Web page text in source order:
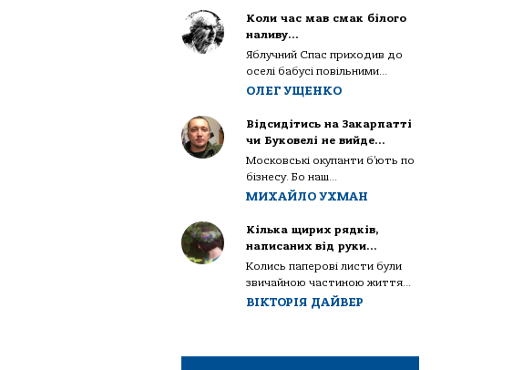
Коли час мав смак білого
наливу…
Яблучний Спас приходив до
оселі бабусі повільними...
ОЛЕГ УЩЕНКО
Відсидітись на Закарпатті
чи Буковелі не вийде…
Московські окупанти б’ють по
бізнесу. Бо наш...
МИХАЙЛО УХМАН
Кілька щирих рядків,
написаних від руки…
Колись паперові листи були
звичайною частиною життя...
ВІКТОРІЯ ДАЙВЕР